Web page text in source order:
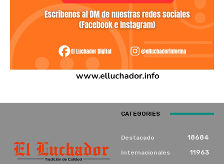
CATEGORIES
Destacado 18684
Internacionales 11963